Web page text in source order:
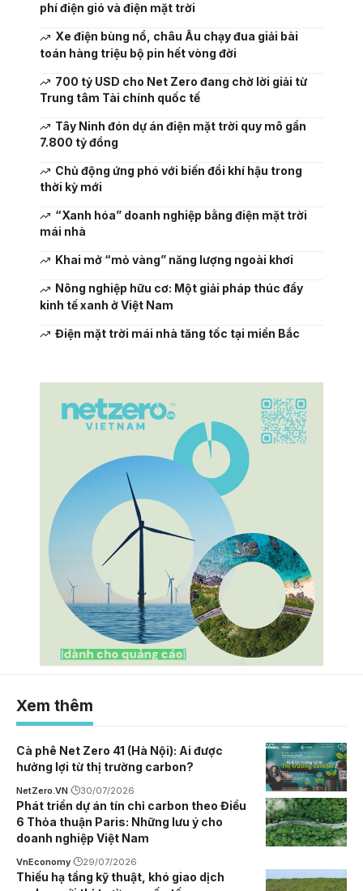
phí điện gió và điện mặt trời
Xe điện bùng nổ, châu Âu chạy đua giải bài
toán hàng triệu bộ pin hết vòng đời
700 tỷ USD cho Net Zero đang chờ lời giải từ
Trung tâm Tài chính quốc tế
Tây Ninh đón dự án điện mặt trời quy mô gần
7.800 tỷ đồng
Chủ động ứng phó với biến đổi khí hậu trong
thời kỳ mới
“Xanh hóa” doanh nghiệp bằng điện mặt trời
mái nhà
Khai mở “mỏ vàng” năng lượng ngoài khơi
Nông nghiệp hữu cơ: Một giải pháp thúc đẩy
kinh tế xanh ở Việt Nam
Điện mặt trời mái nhà tăng tốc tại miền Bắc
Xem thêm
Cà phê Net Zero 41 (Hà Nội): Ai được
hưởng lợi từ thị trường carbon?
NetZero.VN 30/07/2026
Phát triển dự án tín chỉ carbon theo Điều
6 Thỏa thuận Paris: Những lưu ý cho
doanh nghiệp Việt Nam
VnEconomy 29/07/2026
Thiếu hạ tầng kỹ thuật, khó giao dịch